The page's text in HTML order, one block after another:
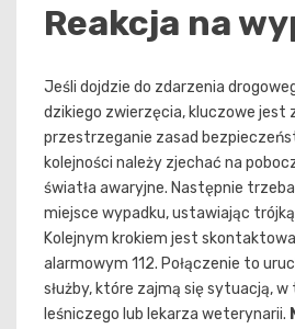
Reakcja na
Jeśli dojdzie do zdarzenia
dzikiego zwierzęcia, kluczowe jest
przestrzeganie zasad
kolejności należy zjechać na
światła awaryjne. Następnie
miejsce wypadku, ustawiając
Kolejnym krokiem jest
alarmowym 112. Połączenie to
służby, które zajmą się sytuacją,
leśniczego lub lekarza weterynarii.